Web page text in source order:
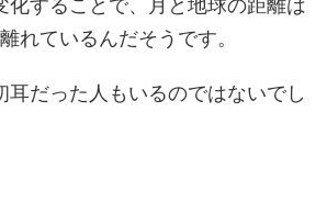
化することで、月と地球の距離は
れているんだそうです。
耳だった人もいるのではないでし